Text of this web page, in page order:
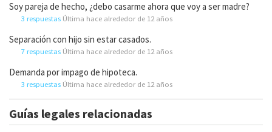
Soy pareja de hecho, ¿debo casarme ahora que voy a ser madre?
3 respuestas Última hace alrededor de 12 años
Separación con hijo sin estar casados.
7 respuestas Última hace alrededor de 12 años
Demanda por impago de hipoteca.
3 respuestas Última hace alrededor de 12 años
Guías legales relacionadas